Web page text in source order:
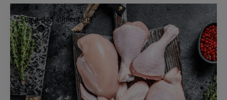
Seguridad alimentaria
Cuidado
con
el
pollo
crudo:
el
Sashimi
o
el
Tartar
pueden
provocar
salmonelosis